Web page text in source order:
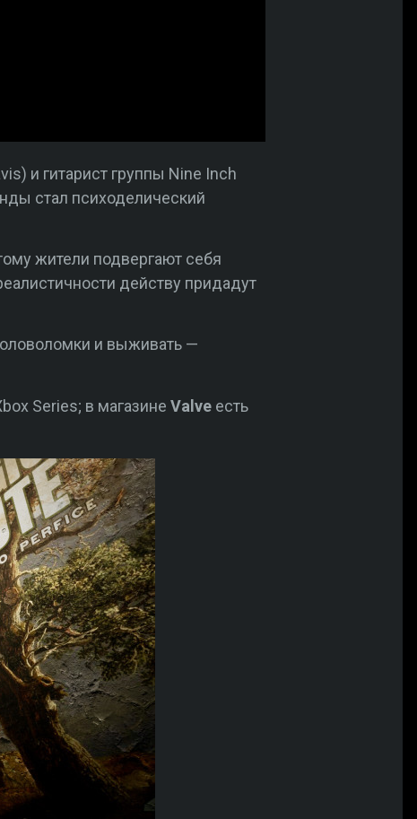
и гитарист группы Nine Inch
стал психоделический
жители подвергают себя
действу придадут
и выживать —
Series; в магазине Valveесть